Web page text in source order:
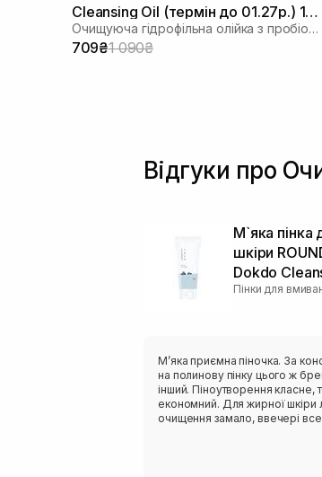
Cleansing Oil (термін до 01.27р.) 155
мл
Очищуюча гідрофільна олійка з пробіотиками
709₴1 090₴
Відгуки про
М`яка пінка
шкіри
Dokdo
Пінки для
Мʼяка приємна піночка. За
на полинову пінку цього ж
інший. Піноутворення класне,
економний. Для жирної шкіри лише цього
очищення замало, ввечері